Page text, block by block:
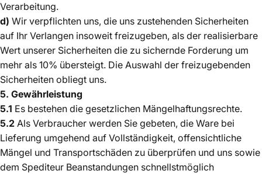
Verarbeitung.
d) Wir verpflichten uns, die uns zustehenden Sicherheiten
auf Ihr Verlangen insoweit freizugeben, als der realisierbare
Wert unserer Sicherheiten die zu sichernde Forderung um
mehr als 10% übersteigt. Die Auswahl der freizugebenden
Sicherheiten obliegt uns.
5. Gewährleistung
5.1 Es bestehen die gesetzlichen Mängelhaftungsrechte.
5.2 Als Verbraucher werden Sie gebeten, die Ware bei
Lieferung umgehend auf Vollständigkeit, offensichtliche
Mängel und Transportschäden zu überprüfen und uns sowie
dem Spediteur Beanstandungen schnellstmöglich